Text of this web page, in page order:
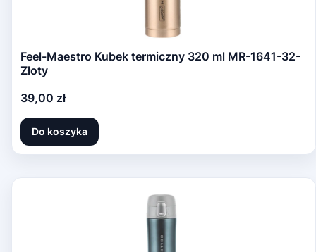
Feel-Maestro Kubek termiczny 320 ml MR-1641-32-
Złoty
Cena
39,00 zł
Do koszyka